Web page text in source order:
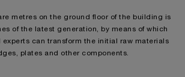
metres on the ground floor of the building is
of the latest generation, by means of which
experts can transform the initial raw materials
plates and other components.